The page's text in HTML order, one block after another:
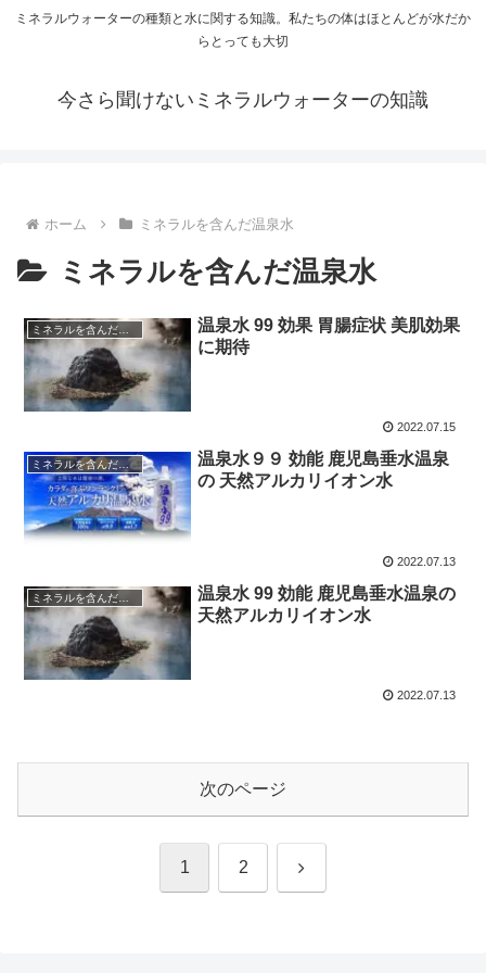
ミネラルウォーターの種類と水に関する知識。私たちの体はほとんどが水だか
らとっても大切
今さら聞けないミネラルウォーターの知識
ホーム ミネラルを含んだ温泉水
ミネラルを含んだ温泉水
ミネラルを含んだ温泉水
温泉水 99 効果 胃腸症状 美肌効果
に期待
2022.07.15
ミネラルを含んだ温泉水
温泉水９９ 効能 鹿児島垂水温泉
の 天然アルカリイオン水
2022.07.13
ミネラルを含んだ温泉水
温泉水 99 効能 鹿児島垂水温泉の
天然アルカリイオン水
2022.07.13
次のページ
1 2 次